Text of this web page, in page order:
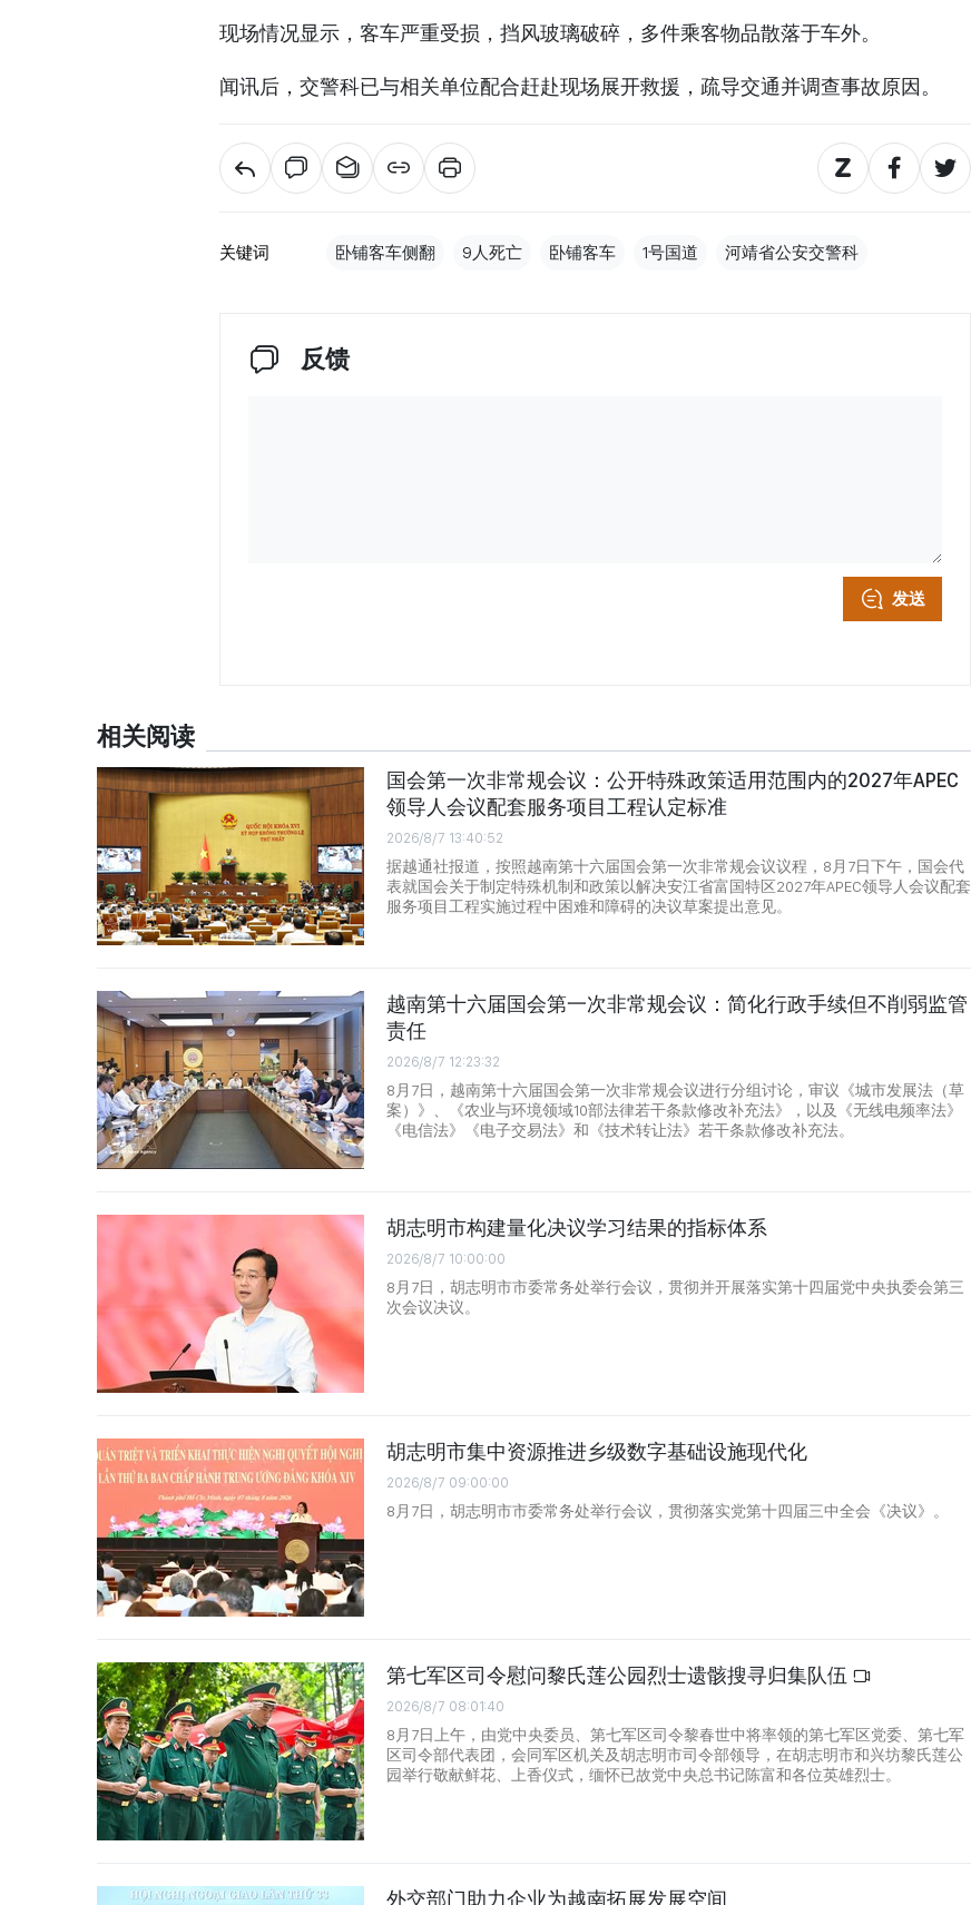
现场情况显示，客车严重受损，挡风玻璃破碎，多件乘客物品散落于车外。
闻讯后，交警科已与相关单位配合赶赴现场展开救援，疏导交通并调查事故原因。
关键词 卧铺客车侧翻 9人死亡 卧铺客车 1号国道 河靖省公安交警科
反馈
发送
相关阅读
国会第一次非常规会议：公开特殊政策适用范围内的2027年APEC
领导人会议配套服务项目工程认定标准
2026/8/7 13:40:52
据越通社报道，按照越南第十六届国会第一次非常规会议议程，8月7日下午，国会代
表就国会关于制定特殊机制和政策以解决安江省富国特区2027年APEC领导人会议配套
服务项目工程实施过程中困难和障碍的决议草案提出意见。
越南第十六届国会第一次非常规会议：简化行政手续但不削弱监管
责任
2026/8/7 12:23:32
8月7日，越南第十六届国会第一次非常规会议进行分组讨论，审议《城市发展法（草
案）》、《农业与环境领域10部法律若干条款修改补充法》，以及《无线电频率法》
《电信法》《电子交易法》和《技术转让法》若干条款修改补充法。
胡志明市构建量化决议学习结果的指标体系
2026/8/7 10:00:00
8月7日，胡志明市市委常务处举行会议，贯彻并开展落实第十四届党中央执委会第三
次会议决议。
胡志明市集中资源推进乡级数字基础设施现代化
2026/8/7 09:00:00
8月7日，胡志明市市委常务处举行会议，贯彻落实党第十四届三中全会《决议》。
第七军区司令慰问黎氏莲公园烈士遗骸搜寻归集队伍
2026/8/7 08:01:40
8月7日上午，由党中央委员、第七军区司令黎春世中将率领的第七军区党委、第七军
区司令部代表团，会同军区机关及胡志明市司令部领导，在胡志明市和兴坊黎氏莲公
园举行敬献鲜花、上香仪式，缅怀已故党中央总书记陈富和各位英雄烈士。
外交部门助力企业为越南拓展发展空间